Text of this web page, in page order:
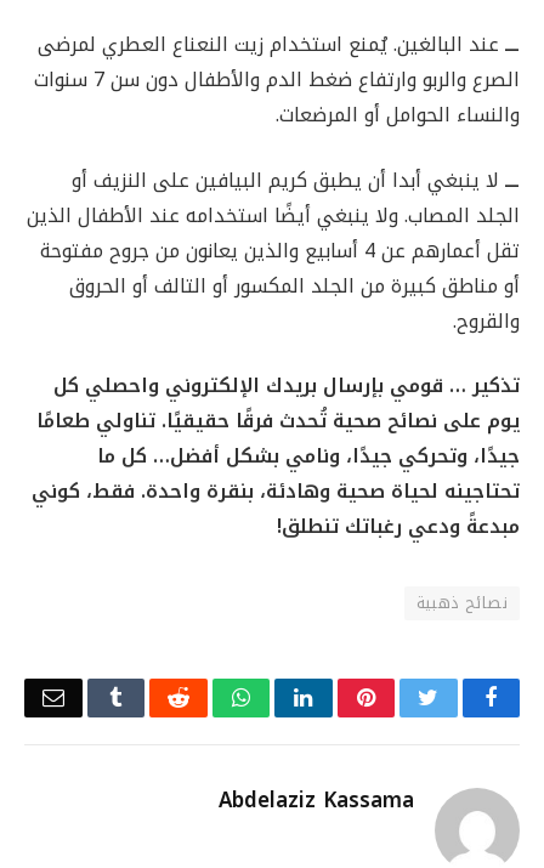
ـــعند البالغين. يُمنع استخدام زيت النعناع العطري لمرضى
الصرع والربو وارتفاع ضغط الدم والأطفال دون سن 7 سنوات
والنساء الحوامل أو المرضعات.
ـــ لا ينبغي أبدا أن يطبق كريم البيافين على النزيف أو
الجلد المصاب. ولا ينبغي أيضًا استخدامه عند الأطفال الذين
تقل أعمارهم عن 4 أسابيع والذين يعانون من جروح مفتوحة
أو مناطق كبيرة من الجلد المكسور أو التالف أو الحروق
والقروح.
تذكير … قومي بإرسال بريدك الإلكتروني واحصلي كل
يوم على نصائح صحية تُحدث فرقًا حقيقيًا. تناولي طعامًا
جيدًا، وتحركي جيدًا، ونامي بشكل أفضل… كل ما
تحتاجينه لحياة صحية وهادئة، بنقرة واحدة. فقط، كوني
مبدعةً ودعي رغباتك تنطلق!
نصائح ذهبية
Facebook
Twitter
Pinterest
LinkedIn
WhatsApp
Reddit
Tumblr
Abdelaziz Kassama